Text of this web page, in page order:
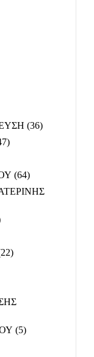
(36)
(64)
(5)